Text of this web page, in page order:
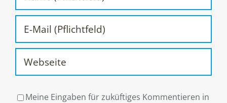
Meine Eingaben für zuküftiges Kommentieren in